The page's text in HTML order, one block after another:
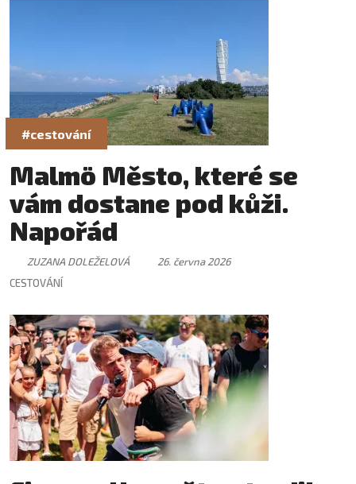
#cestování
Malmö Město, které se
vám dostane pod kůži.
Napořád
ZUZANA DOLEŽELOVÁ
26. června 2026
CESTOVÁNÍ